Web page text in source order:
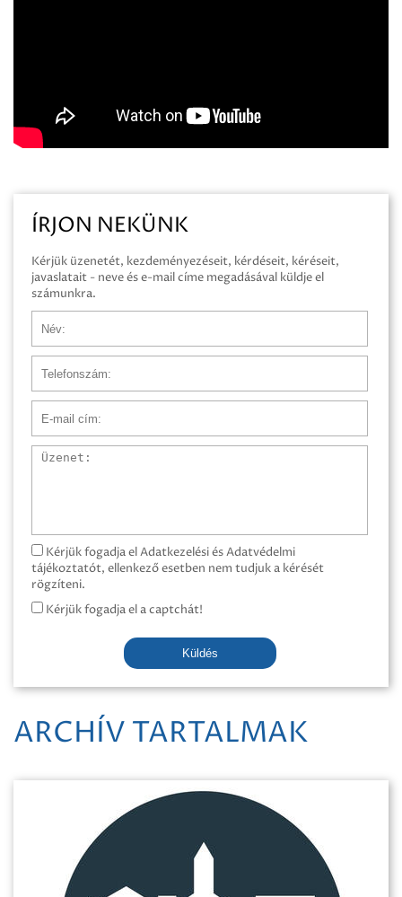
ÍRJON NEKÜNK
Kérjük üzenetét, kezdeményezéseit, kérdéseit, kéréseit,
javaslatait - neve és e-mail címe megadásával küldje el
számunkra.
Üzenet
Kérjük fogadja el Adatkezelési és Adatvédelmi
tájékoztatót, ellenkező esetben nem tudjuk a kérését
rögzíteni.
Kérjük fogadja el a captchát!
Küldés
ARCHÍV TARTALMAK